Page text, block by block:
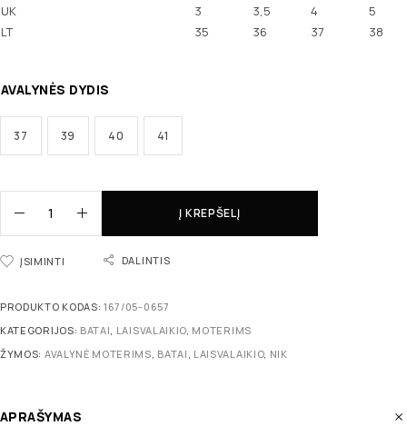
UK
3 3,5 4
5
LT
35 36 37 38
AVALYNĖS DYDIS
37 39 40 41
Į KREPŠELĮ
ĮSIMINTI DALINTIS
PRODUKTO KODAS: 167/05-0657
KATEGORIJOS: BATAI LAISVALAIKIO MOTERIMS
ŽYMOS: AVALYNĖ MOTERIMS BATAI LAISVALAIKIO, NIK
APRAŠYMAS